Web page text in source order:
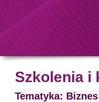
Szkolenia i
Tematyka: